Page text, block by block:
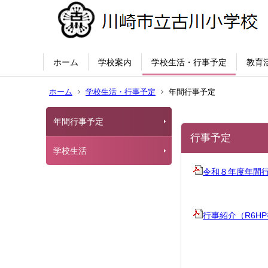
ホーム 学校案内 学校生活・行事予定 教育
ホーム 学校生活・行事予定 年間行事予定
年間行事予定
学校生活
行事予定
令和８年度年間
行事紹介（